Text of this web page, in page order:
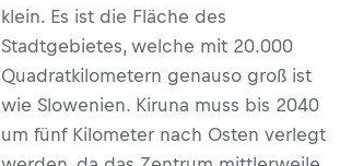
klein. Es ist die Fläche des
Stadtgebietes, welche mit 20.000
Quadratkilometern genauso groß ist
wie Slowenien. Kiruna muss bis 2040
um fünf Kilometer nach Osten verlegt